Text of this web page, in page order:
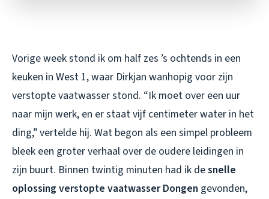
Vorige week stond ik om half zes ’s ochtends in een
keuken in West 1, waar Dirkjan wanhopig voor zijn
verstopte vaatwasser stond. “Ik moet over een uur
naar mijn werk, en er staat vijf centimeter water in het
ding,” vertelde hij. Wat begon als een simpel probleem
bleek een groter verhaal over de oudere leidingen in
zijn buurt. Binnen twintig minuten had ik desnelle
oplossing verstopte vaatwasser Dongen gevonden,